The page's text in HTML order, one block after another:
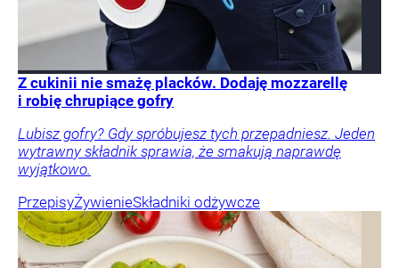
Z cukinii nie smażę placków. Dodaję mozzarellę
i robię chrupiące gofry
Lubisz gofry? Gdy spróbujesz tych przepadniesz. Jeden
wytrawny składnik sprawia, że smakują naprawdę
wyjątkowo.
PrzepisyŻywienieSkładniki odżywcze